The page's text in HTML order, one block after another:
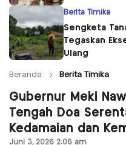
Berita Timika
Sengketa
Tegaskan
Ulang
Beranda Berita Timika
Gubernur Meki
Tengah Doa
Kedamaian dan
Juni 3, 2026 2:06 am